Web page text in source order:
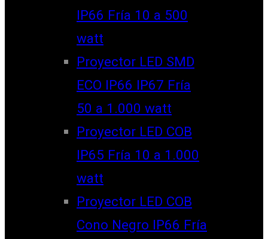
IP66 Fría 10 a 500
watt
Proyector LED SMD
ECO IP66 IP67 Fría
50 a 1.000 watt
Proyector LED COB
IP65 Fría 10 a 1.000
watt
Proyector LED COB
Cono Negro IP66 Fría